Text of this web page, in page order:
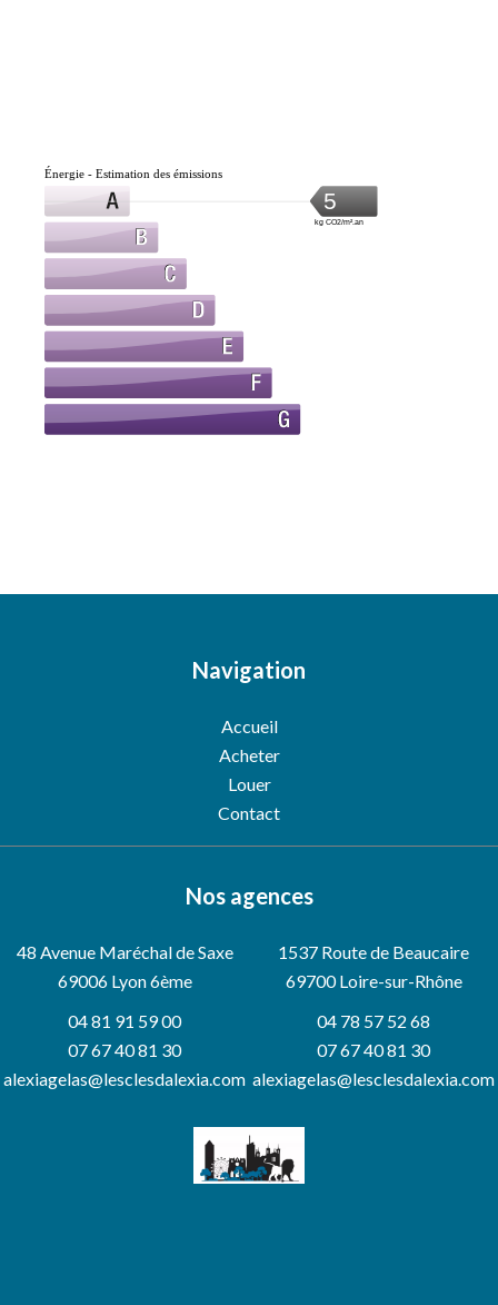
Énergie - Estimation des émissions
5
kg CO2/m².an
Navigation
Accueil
Acheter
Louer
Contact
Nos agences
48 Avenue Maréchal de Saxe
69006Lyon 6ème
04 81 91 59 00
07 67 40 81 30
alexiagelas@lesclesdalexia.com
1537 Route de Beaucaire
69700 Loire-sur-Rhône
04 78 57 52 68
07 67 40 81 30
alexiagelas@lesclesdalexia.com